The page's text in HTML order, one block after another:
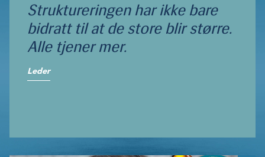
Struktureringen har ikke bare
bidratt til at de store blir større.
Alle tjener mer.
Leder